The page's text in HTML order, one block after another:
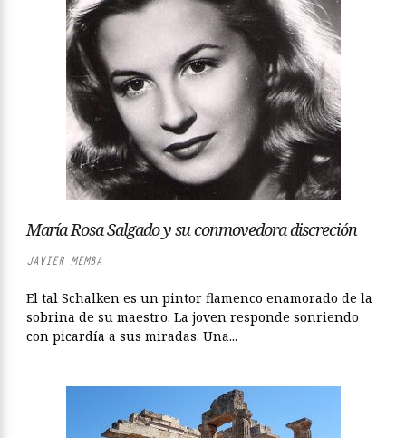
María Rosa Salgado y su conmovedora discreción
JAVIER MEMBA
El tal Schalken es un pintor flamenco enamorado de la
sobrina de su maestro. La joven responde sonriendo
con picardía a sus miradas. Una...